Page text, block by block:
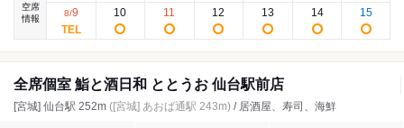
空席
情報
8/9 10 11 12 13 14 15
全席個室 鮨と酒日和 ととうお 仙台駅前店
[宮城] 仙台駅 252m ([宮城] あおば通駅 243m) / 居酒屋、寿司、海鮮